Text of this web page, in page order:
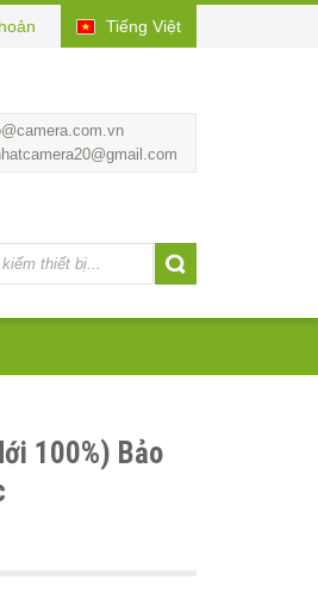
Tiếng Việt
100%) Bảo